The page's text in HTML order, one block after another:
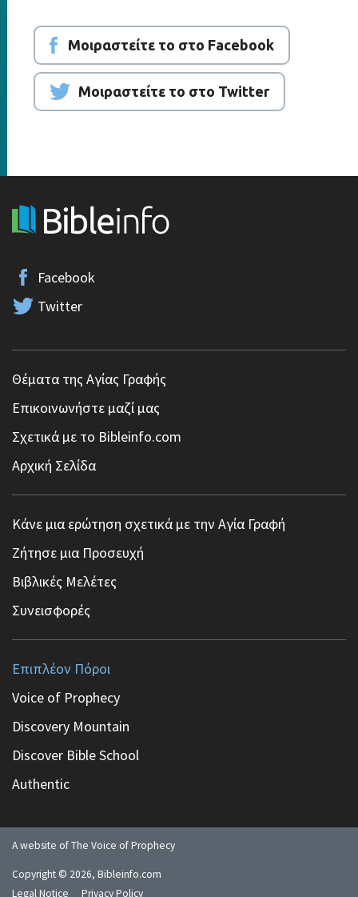
Μοιραστείτε το στο Facebook
Μοιραστείτε το στο Twitter
Facebook
Twitter
Θέματα της Αγίας Γραφής
Επικοινωνήστε μαζί μας
Σχετικά με το Bibleinfo.com
Αρχική Σελίδα
Κάνε μια ερώτηση σχετικά με την Αγία Γραφή
Ζήτησε μια Προσευχή
Βιβλικές Μελέτες
Συνεισφορές
Επιπλέον Πόροι
Voice of Prophecy
Discovery Mountain
Discover Bible School
Authentic
A website of The Voice of Prophecy
Copyright © 2026, Bibleinfo.com
Legal Notice
Privacy Policy